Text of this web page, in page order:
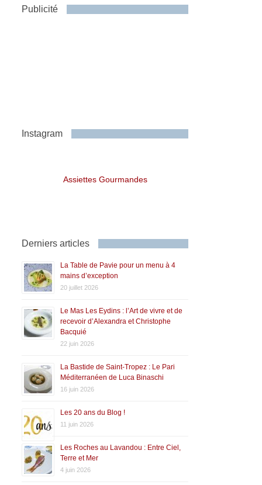
Publicité
Instagram
Assiettes Gourmandes
Derniers articles
La Table de Pavie pour un menu à 4
mains d’exception
20 juillet 2026
Le Mas Les Eydins : l’Art de vivre et de
recevoir d’Alexandra et Christophe
Bacquié
22 juin 2026
La Bastide de Saint-Tropez : Le Pari
Méditerranéen de Luca Binaschi
16 juin 2026
Les 20 ans du Blog !
11 juin 2026
Les Roches au Lavandou : Entre Ciel,
Terre et Mer
4 juin 2026